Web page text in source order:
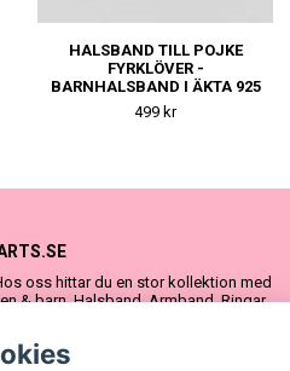
HALSBAND TILL POJKE
FYRKLÖVER -
BARNHALSBAND I ÄKTA 925
SILVER
499 kr
oss hittar du en stor kollektion med
& barn. Halsband, Armband, Ringar
barnsmycken, tyllkjolar &